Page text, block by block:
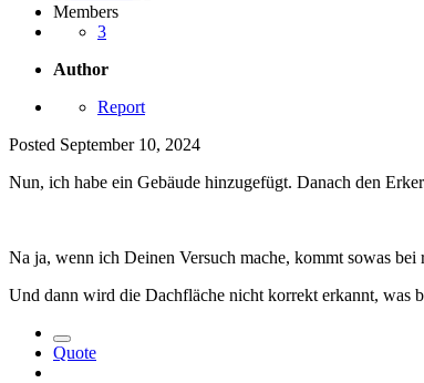
Members
3
Author
Report
Posted September 10, 2024
Nun, ich habe ein Gebäude hinzugefügt. Danach den
Na ja, wenn ich Deinen Versuch mache, kommt sowas
Und dann wird die Dachfläche nicht korrekt erkannt, was
Quote